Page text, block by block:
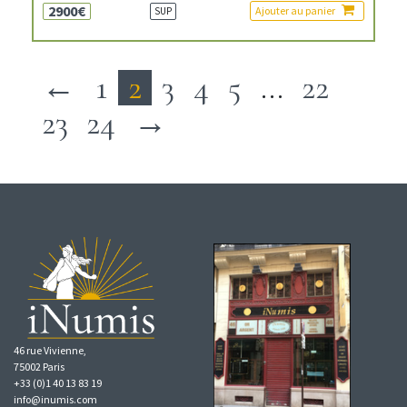
2900€ SUP Ajouter au panier
← 1 2 3 4 5 … 22
23 24 →
46 rue Vivienne,
75002 Paris
+33 (0)1 40 13 83 19
info@inumis.com